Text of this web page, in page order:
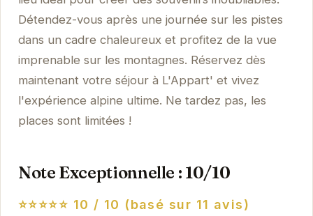
Détendez-vous après une journée sur les pistes
dans un cadre chaleureux et profitez de la vue
imprenable sur les montagnes. Réservez dès
maintenant votre séjour à L'Appart' et vivez
l'expérience alpine ultime. Ne tardez pas, les
places sont limitées !
Note Exceptionnelle : 10/10
⭐⭐⭐⭐⭐ 10 / 10 (basé sur 11 avis)